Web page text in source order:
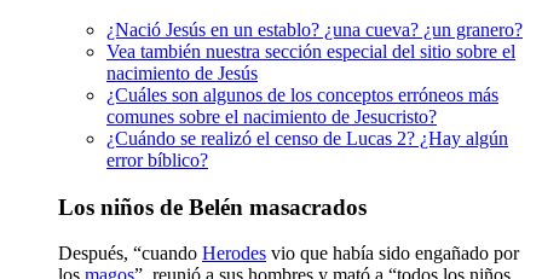
¿Nació Jesús en un establo? ¿una cueva? ¿un granero?
Vea también nuestra sección especial del sitio sobre el
nacimiento de Jesús
¿Cuáles son algunos de los conceptos erróneos más
comunes sobre el nacimiento de Jesucristo?
¿Cuándo se realizó el censo de Lucas 2? ¿Hay algún
error bíblico?
Los niños de Belén masacrados
Después, “cuando Herodes vio que había sido engañado por